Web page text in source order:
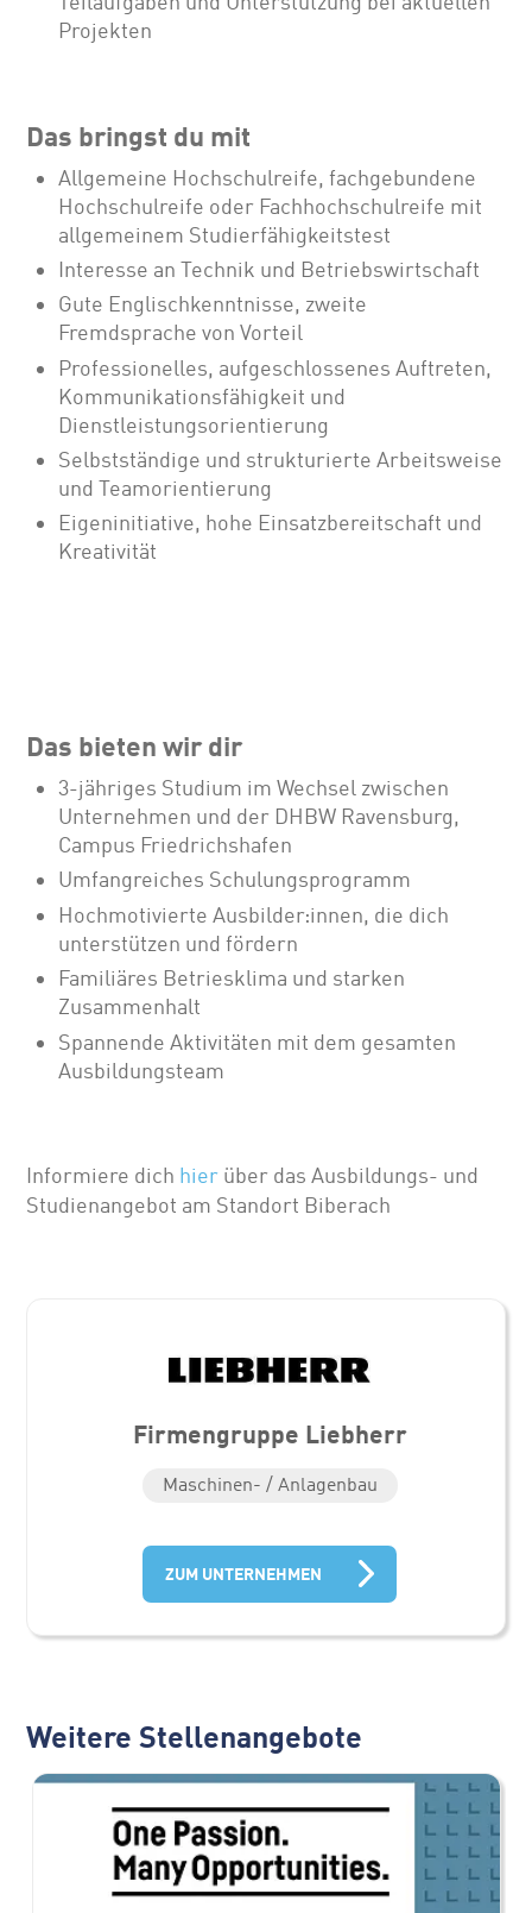
Projekten
Das bringst du mit
Allgemeine Hochschulreife, fachgebundene
Hochschulreife oder Fachhochschulreife mit
allgemeinem Studierfähigkeitstest
Interesse an Technik und Betriebswirtschaft
Gute Englischkenntnisse, zweite
Fremdsprache von Vorteil
Professionelles, aufgeschlossenes Auftreten,
Kommunikationsfähigkeit und
Dienstleistungsorientierung
Selbstständige und strukturierte Arbeitsweise
und Teamorientierung
Eigeninitiative, hohe Einsatzbereitschaft und
Kreativität
Das bieten wir dir
3-jähriges Studium im Wechsel zwischen
Unternehmen und der DHBW Ravensburg,
Campus Friedrichshafen
Umfangreiches Schulungsprogramm
Hochmotivierte Ausbilder:innen, die dich
unterstützen und fördern
Familiäres Betriesklima und starken
Zusammenhalt
Spannende Aktivitäten mit dem gesamten
Ausbildungsteam
Informiere dich hier über das Ausbildungs- und
Studienangebot am Standort Biberach
Firmengruppe Liebherr
Maschinen- / Anlagenbau
ZUM UNTERNEHMEN
Weitere Stellenangebote